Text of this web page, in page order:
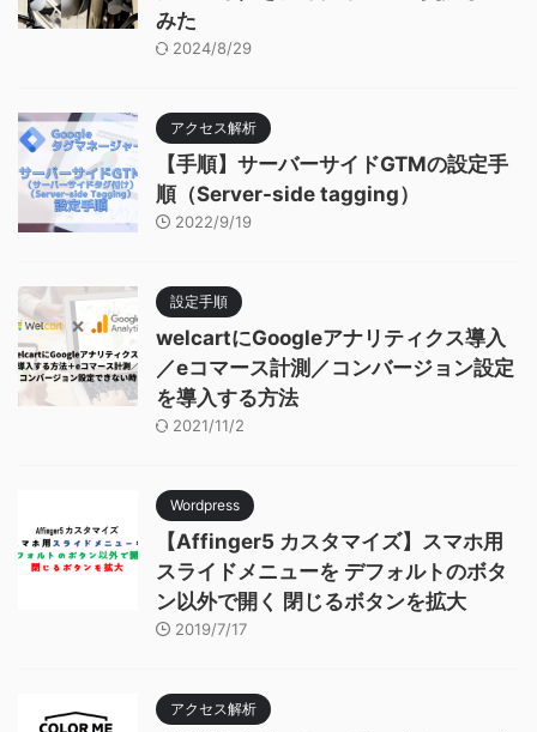
みた
2024/8/29
アクセス解析
【手順】サーバーサイドGTMの設定手
順（Server-side tagging）
2022/9/19
設定手順
welcartにGoogleアナリティクス導入
／eコマース計測／コンバージョン設定
を導入する方法
2021/11/2
Wordpress
【Affinger5 カスタマイズ】スマホ用
スライドメニューを デフォルトのボタ
ン以外で開く 閉じるボタンを拡大
2019/7/17
アクセス解析